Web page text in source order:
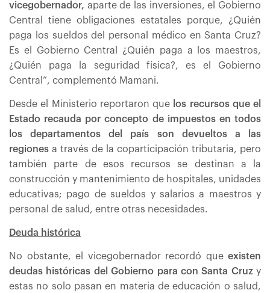
vicegobernador, aparte de las inversiones, el Gobierno
Central tiene obligaciones estatales porque, ¿Quién
paga los sueldos del personal médico en Santa Cruz?
Es el Gobierno Central ¿Quién paga a los maestros,
¿Quién paga la seguridad física?, es el Gobierno
Central”, complementó Mamani.
Desde el Ministerio reportaron que los recursos que el
Estado recauda por concepto de impuestos en todos
los departamentos del país son devueltos a las
regiones a través de la coparticipación tributaria, pero
también parte de esos recursos se destinan a la
construcción y mantenimiento de hospitales, unidades
educativas; pago de sueldos y salarios a maestros y
personal de salud, entre otras necesidades.
Deuda histórica
No obstante, el vicegobernador recordó que existen
deudas históricas del Gobierno para con Santa Cruzy
estas no solo pasan en materia de educación o salud,